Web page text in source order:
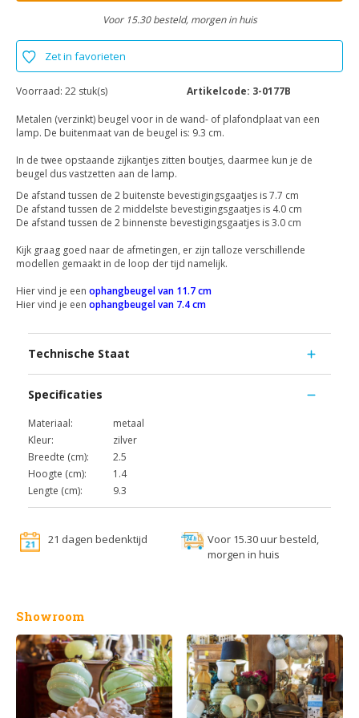
Voor 15.30 besteld, morgen in huis
Zet in favorieten
Voorraad: 22 stuk(s) Artikelcode: 3-0177B
Metalen (verzinkt) beugel voor in de wand- of plafondplaat van een
lamp. De buitenmaat van de beugel is: 9.3 cm.
In de twee opstaande zijkantjes zitten boutjes, daarmee kun je de
beugel dus vastzetten aan de lamp.
De afstand tussen de 2 buitenste bevestigingsgaatjes is 7.7 cm
De afstand tussen de 2 middelste bevestigingsgaatjes is 4.0 cm
De afstand tussen de 2 binnenste bevestigingsgaatjes is 3.0 cm
Kijk graag goed naar de afmetingen, er zijn talloze verschillende
modellen gemaakt in de loop der tijd namelijk.
Hier vind je een ophangbeugel van 11.7 cm
Hier vind je een ophangbeugel van 7.4 cm
Technische Staat
Specificaties
Materiaal:
metaal
Kleur:
zilver
Breedte (cm):
2.5
Hoogte (cm):
1.4
Lengte (cm):
9.3
21 dagen bedenktijd
Voor 15.30 uur besteld,
morgen in huis
Showroom